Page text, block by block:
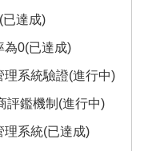
已達成)
為0(已達成)
理系統驗證(進行中)
評鑑機制(進行中)
理系統(已達成)